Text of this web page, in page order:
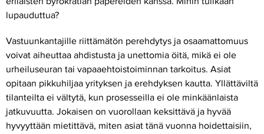
lupauduttua?
Vastuunkantajille riittämätön perehdytys ja osaamattomuus
voivat aiheuttaa ahdistusta ja unettomia öitä, mikä ei ole
urheiluseuran tai vapaaehtoistoiminnan tarkoitus. Asiat
opitaan pikkuhiljaa yrityksen ja erehdyksen kautta. Yllättäviltä
tilanteilta ei vältytä, kun prosesseilla ei ole minkäänlaista
jatkuvuutta. Jokaisen on vuorollaan keksittävä ja hyvää
hyvyyttään mietittävä, miten asiat tänä vuonna hoidettaisiin,